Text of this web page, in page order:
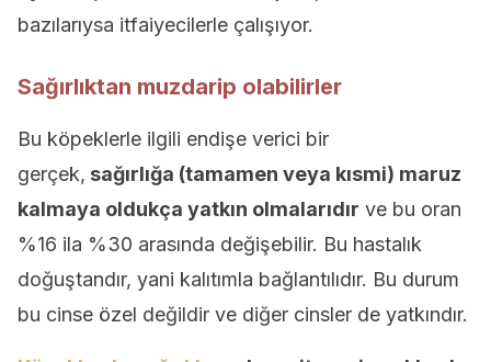
bazılarıysa itfaiyecilerle çalışıyor.
Sağırlıktan muzdarip olabilirler
Bu köpeklerle ilgili endişe verici bir
gerçek, sağırlığa (tamamen veya kısmi) maruz
kalmaya oldukça yatkın olmalarıdır ve bu oran
%16 ila %30 arasında değişebilir. Bu hastalık
doğuştandır, yani kalıtımla bağlantılıdır. Bu durum
bu cinse özel değildir ve diğer cinsler de yatkındır.